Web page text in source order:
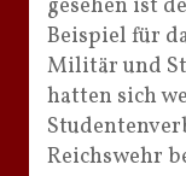
gesehen ist
Beispiel für
Militär und
hatten sich
Reichswehr